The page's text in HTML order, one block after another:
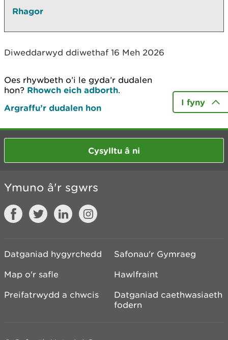
Rhagor
Diweddarwyd ddiwethaf 16 Meh 2026
Oes rhywbeth o’i le gyda’r dudalen
hon? Rhowch eich adborth.
Argraffu’r dudalen hon
I fyny
Cysylltu â ni
Ymuno â'r sgwrs
Datganiad hygyrchedd
Safonau'r Gymraeg
Map o'r safle
Hawlfraint
Preifatrwydd a chwcis
Datganiad caethwasiaeth
fodern